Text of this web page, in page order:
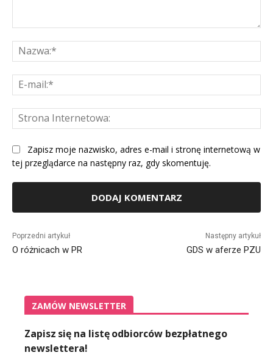
Zapisz moje nazwisko, adres e-mail i stronę internetową w
tej przeglądarce na następny raz, gdy skomentuję.
Poprzedni artykuł
O różnicach w PR
Następny artykuł
GDS w aferze PZU
ZAMÓW NEWSLETTER
Zapisz się na listę odbiorców bezpłatnego
newslettera!